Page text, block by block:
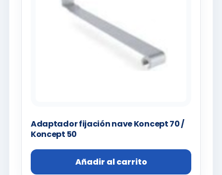
Adaptador fijación nave Koncept 70 /
Koncept 50
Añadir al carrito